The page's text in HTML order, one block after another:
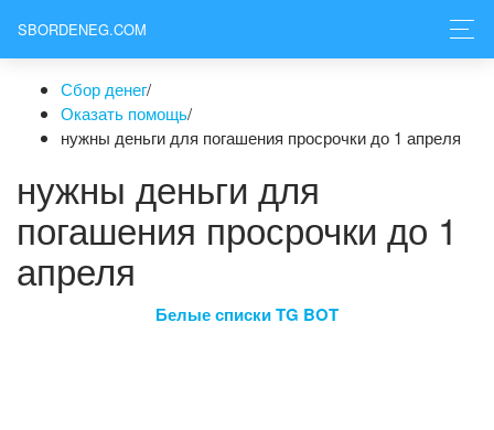
SBORDENEG.COM
Сбор денег/
Оказать помощь/
нужны деньги для погашения просрочки до 1 апреля
нужны деньги для
погашения просрочки до 1
апреля
Белые списки TG BOT